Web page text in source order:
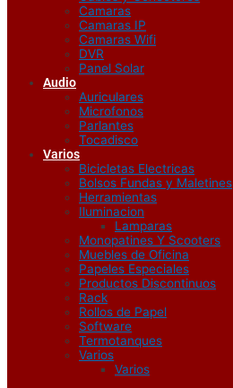
Camaras
Camaras IP
Camaras Wifi
DVR
Panel Solar
Audio
Auriculares
Microfonos
Parlantes
Tocadisco
Varios
Bicicletas Electricas
Bolsos Fundas y Maletines
Herramientas
Iluminacion
Lamparas
Monopatines Y Scooters
Muebles de Oficina
Papeles Especiales
Productos Discontinuos
Rack
Rollos de Papel
Software
Termotanques
Varios
Varios